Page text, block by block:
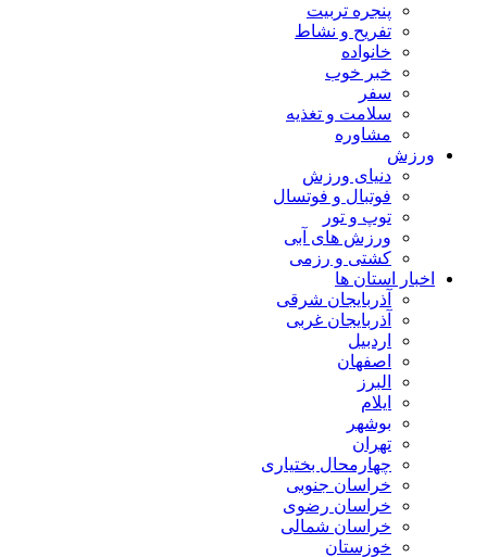
پنجره تربیت
تفریح و نشاط
خانواده
خبر خوب
سفر
سلامت و تغذیه
مشاوره
ورزش
دنیای ورزش
فوتبال و فوتسال
توپ و تور
ورزش های آبی
کشتی و رزمی
اخبار استان ها
آذربایجان شرقی
آذربایجان غربی
اردبیل
اصفهان
البرز
ایلام
بوشهر
تهران
چهارمحال بختیاری
خراسان جنوبی
خراسان رضوی
خراسان شمالی
خوزستان